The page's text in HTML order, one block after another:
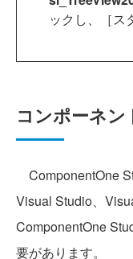
ックし、［ス
コンポーネ
ComponentOne
Visual Studio、
ComponentOne
要があります。